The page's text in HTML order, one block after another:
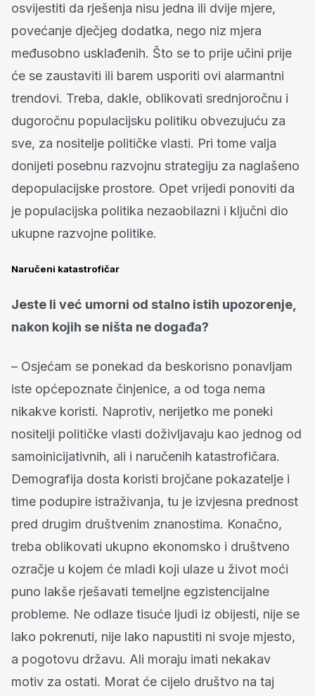
osvijestiti da rješenja nisu jedna ili dvije mjere,
povećanje dječjeg dodatka, nego niz mjera
međusobno usklađenih. Što se to prije učini prije
će se zaustaviti ili barem usporiti ovi alarmantni
trendovi. Treba, dakle, oblikovati srednjoročnu i
dugoročnu populacijsku politiku obvezujuću za
sve, za nositelje političke vlasti. Pri tome valja
donijeti posebnu razvojnu strategiju za naglašeno
depopulacijske prostore. Opet vrijedi ponoviti da
je populacijska politika nezaobilazni i ključni dio
ukupne razvojne politike.
Naručeni katastrofičar
Jeste li već umorni od stalno istih upozorenje,
nakon kojih se ništa ne događa?
– Osjećam se ponekad da beskorisno ponavljam
iste općepoznate činjenice, a od toga nema
nikakve koristi. Naprotiv, nerijetko me poneki
nositelji političke vlasti doživljavaju kao jednog od
samoinicijativnih, ali i naručenih katastrofičara.
Demografija dosta koristi brojčane pokazatelje i
time podupire istraživanja, tu je izvjesna prednost
pred drugim društvenim znanostima. Konačno,
treba oblikovati ukupno ekonomsko i društveno
ozračje u kojem će mladi koji ulaze u život moći
puno lakše rješavati temeljne egzistencijalne
probleme. Ne odlaze tisuće ljudi iz obijesti, nije se
lako pokrenuti, nije lako napustiti ni svoje mjesto,
a pogotovu državu. Ali moraju imati nekakav
motiv za ostati. Morat će cijelo društvo na taj